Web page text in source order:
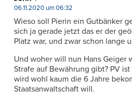
06.11.2020 um 06:32
Wieso soll Pierin ein Gutbänker
sich ja gerade jetzt das er der
Platz war, und zwar schon lange
Und woher will nun Hans Geiger
Strafe auf Bewährung gibt? PV
wird wohl kaum die 6 Jahre
Staatsanwaltschaft will.